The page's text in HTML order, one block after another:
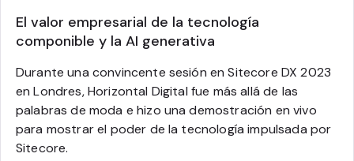
El valor empresarial de la tecnología
componible y la AI generativa
Durante una convincente sesión en Sitecore DX 2023
en Londres, Horizontal Digital fue más allá de las
palabras de moda e hizo una demostración en vivo
para mostrar el poder de la tecnología impulsada por
Sitecore.